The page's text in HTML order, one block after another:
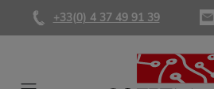
+33(0) 4 37 49 91 39